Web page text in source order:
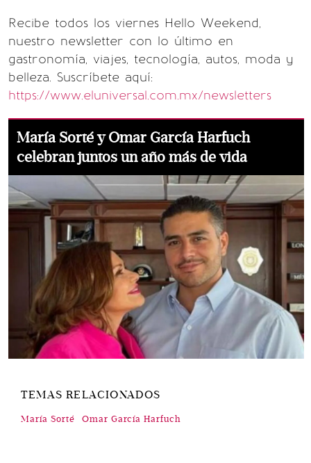
Recibe todos los viernes Hello Weekend,
nuestro newsletter con lo último en
gastronomía, viajes, tecnología, autos, moda y
belleza. Suscríbete aquí:
https://www.eluniversal.com.mx/newsletters
María Sorté y Omar García Harfuch
celebran juntos un año más de vida
TEMAS RELACIONADOS
María Sorté Omar García Harfuch